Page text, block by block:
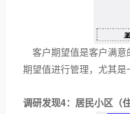
客户期望值是客户满意
期望值进行管理，尤其是
调研发现4：居民小区（